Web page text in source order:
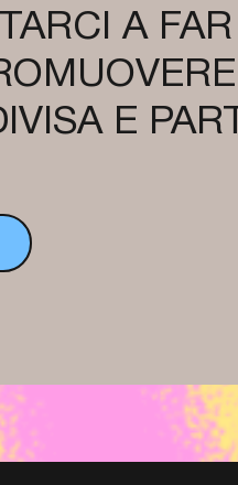
A
E